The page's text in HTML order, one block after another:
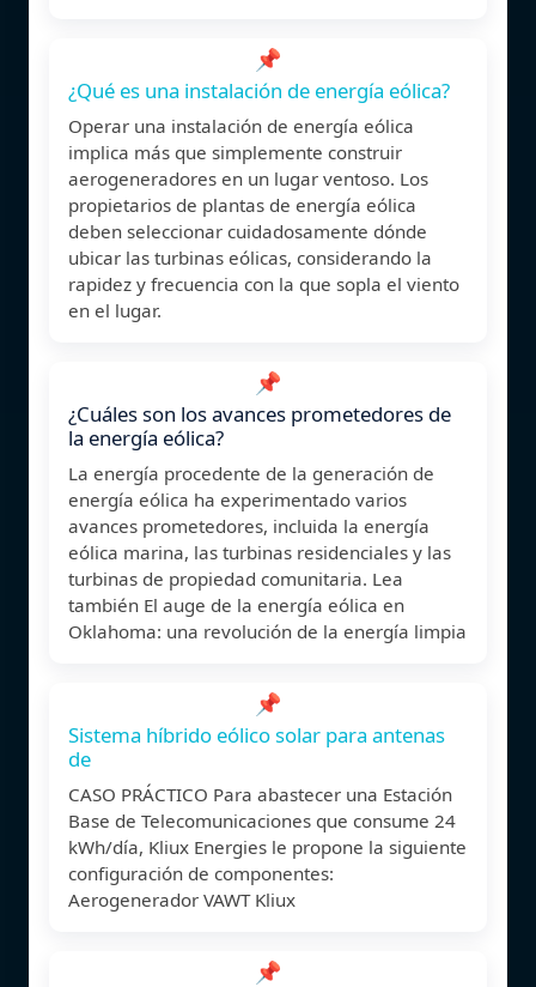
📌
¿Qué es una instalación de energía eólica?
Operar una instalación de energía eólica
implica más que simplemente construir
aerogeneradores en un lugar ventoso. Los
propietarios de plantas de energía eólica
deben seleccionar cuidadosamente dónde
ubicar las turbinas eólicas, considerando la
rapidez y frecuencia con la que sopla el viento
en el lugar.
📌
¿Cuáles son los avances prometedores de
la energía eólica?
La energía procedente de la generación de
energía eólica ha experimentado varios
avances prometedores, incluida la energía
eólica marina, las turbinas residenciales y las
turbinas de propiedad comunitaria. Lea
también El auge de la energía eólica en
Oklahoma: una revolución de la energía limpia
📌
Sistema híbrido eólico solar para antenas
de
CASO PRÁCTICO Para abastecer una Estación
Base de Telecomunicaciones que consume 24
kWh/día, Kliux Energies le propone la siguiente
configuración de componentes:
Aerogenerador VAWT Kliux
📌